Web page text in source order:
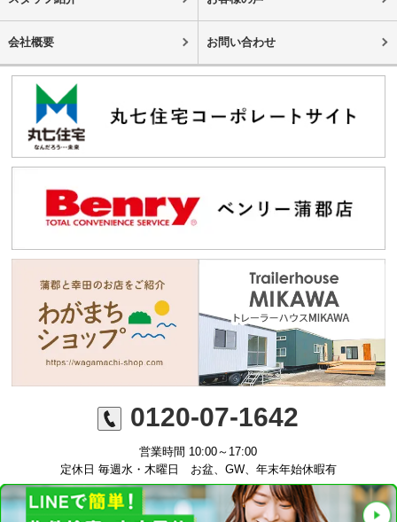
会社概要 お問い合わせ
0120-07-1642
営業時間 10:00～17:00
定休日 毎週水・木曜日 お盆、GW、年末年始休暇有